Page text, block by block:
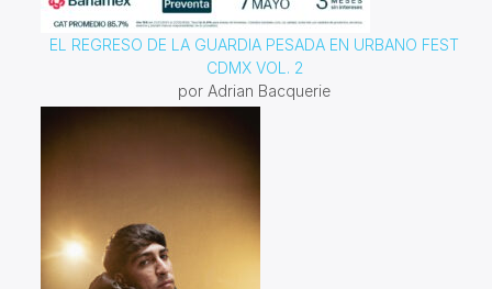
EL REGRESO DE LA GUARDIA PESADA EN URBANO FEST
CDMX VOL. 2
por Adrian Bacquerie